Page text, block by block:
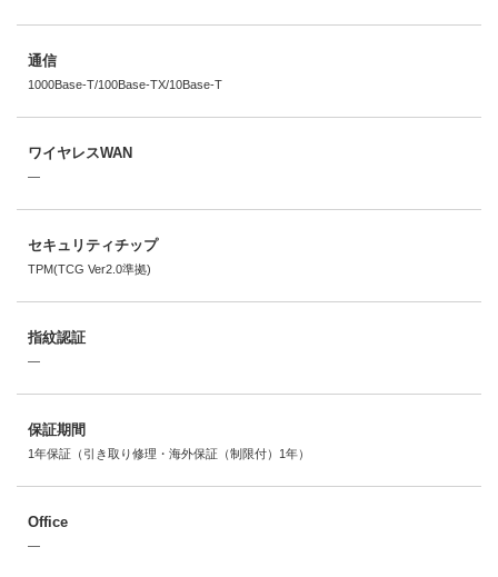
通信
1000Base-T/100Base-TX/10Base-T
ワイヤレスWAN
―
セキュリティチップ
TPM(TCG Ver2.0準拠)
指紋認証
―
保証期間
1年保証（引き取り修理・海外保証（制限付）1年）
Office
―